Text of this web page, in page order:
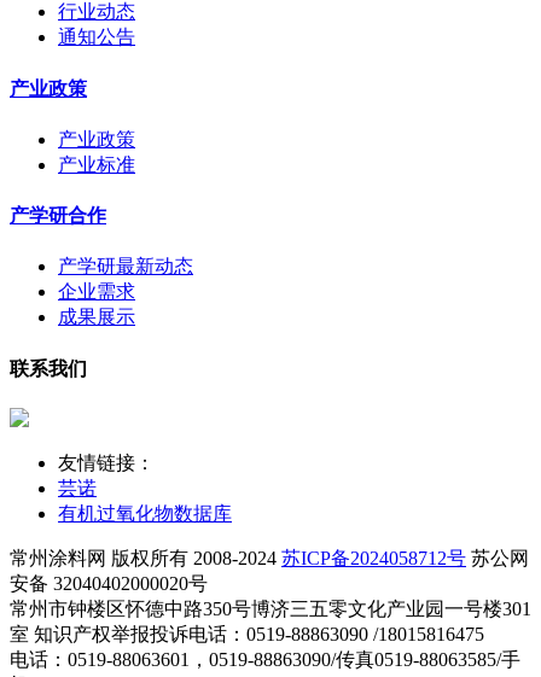
行业动态
通知公告
产业政策
产业政策
产业标准
产学研合作
产学研最新动态
企业需求
成果展示
联系我们
友情链接：
芸诺
有机过氧化物数据库
常州涂料网 版权所有 2008-2024 苏ICP备2024058712号 苏公网
安备 32040402000020号
常州市钟楼区怀德中路350号博济三五零文化产业园一号楼301
室 知识产权举报投诉电话：0519-88863090 /18015816475
电话：0519-88063601，0519-88863090/传真0519-88063585/手